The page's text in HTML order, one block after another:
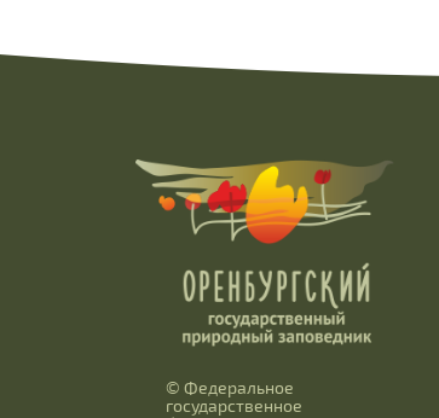
© Федеральное
государственное